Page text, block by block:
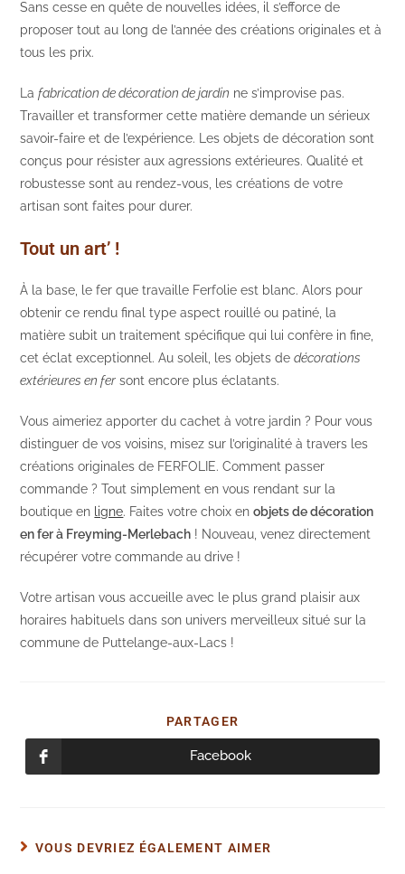
Sans cesse en quête de nouvelles idées, il s’efforce de
proposer tout au long de l’année des créations originales et à
tous les prix.
Lafabrication de décoration de jardin ne s’improvise pas.
Travailler et transformer cette matière demande un sérieux
savoir-faire et de l’expérience. Les objets de décoration sont
conçus pour résister aux agressions extérieures. Qualité et
robustesse sont au rendez-vous, les créations de votre
artisan sont faites pour durer.
Tout un art’ !
À la base, le fer que travaille Ferfolie est blanc. Alors pour
obtenir ce rendu final type aspect rouillé ou patiné, la
matière subit un traitement spécifique qui lui confère in fine,
cet éclat exceptionnel. Au soleil, les objets dedécorations
extérieures en fer sont encore plus éclatants.
Vous aimeriez apporter du cachet à votre jardin ? Pour vous
distinguer de vos voisins, misez sur l’originalité à travers les
créations originales de FERFOLIE. Comment passer
commande ? Tout simplement en vous rendant sur la
boutique en ligne. Faites votre choix enobjets de décoration
en fer à Freyming-Merlebach ! Nouveau, venez directement
récupérer votre commande au drive !
Votre artisan vous accueille avec le plus grand plaisir aux
horaires habituels dans son univers merveilleux situé sur la
commune de Puttelange-aux-Lacs !
PARTAGER
Ouvrir
dans
Facebook
VOUS DEVRIEZ ÉGALEMENT AIMER